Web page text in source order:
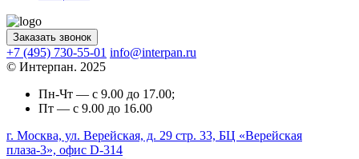
Заказать звонок
+7 (495) 730-55-01 info@interpan.ru
© Интерпан. 2025
Пн-Чт — с 9.00 до 17.00;
Пт — с 9.00 до 16.00
г. Москва, ул. Верейская, д. 29 стр. 33, БЦ «Верейская
плаза-3», офис D-314